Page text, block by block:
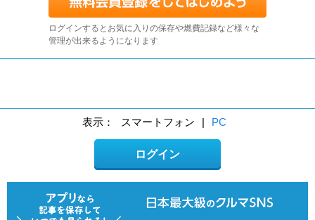
ログインするとお気に入りの保存や燃費記録など様々な
管理が出来るようになります
表示： スマートフォン | PC
ログイン